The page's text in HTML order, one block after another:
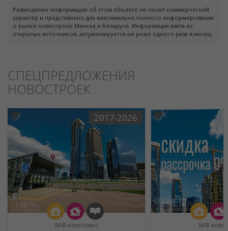
Размещение информации об этом объекте не носит коммерческий
характер и представлено для максимально полного информирования
о рынке новостроек Минска и Беларуси. Информация взята из
открытых источников, актуализируется не реже одного раза в месяц.
СПЕЦПРЕДЛОЖЕНИЯ
НОВОСТРОЕК
2017-2026
МФ комплекс МФ